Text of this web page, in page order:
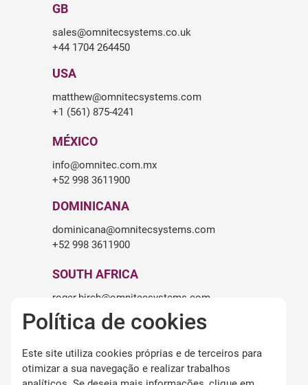
GB
sales@omnitecsystems.co.uk
+44 1704 264450
USA
matthew@omnitecsystems.com
+1 (561) 875-4241
MÉXICO
info@omnitec.com.mx
+52 998 3611900
DOMINICANA
dominicana@omnitecsystems.com
+52 998 3611900
SOUTH AFRICA
roger.birch@omnitecsystems.com
+27 82 475 6545
LEGALIDADE
Aviso legal
Política de cookies
Este site utiliza cookies próprias e de terceiros para
otimizar a sua navegação e realizar trabalhos